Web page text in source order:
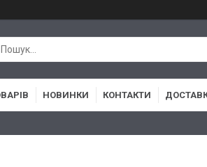
НОВИНКИ КОНТАКТИ